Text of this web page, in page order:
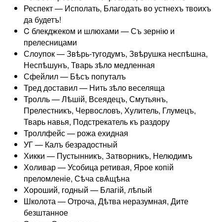
Респект — Исполать, Благодать во устнехъ твоихъ
да будетъ!
C блекджеком и шлюхами — Съ зернію и
прелесницами
Слоупок — Звѣрь-тугодумъ, Звѣрушка неспѣшна,
Неспѣшунъ, Тварь зѣло медленная
Сфейлил — Бѣсъ попуталъ
Тред доставил — Нить зѣло веселяща
Тролль — Лѣшій, Всеядецъ, Смутьянъ,
Прелестникъ, Червословъ, Хулитель, Глумецъ,
Тварь навья, Подстрекатель къ раздору
Троллфейс — рожа ехидная
УГ — Калъ безрадостный
Хикки — Пустынникъ, Затворникъ, Нелюдимъ
Холивар — Усобица ретивая, Ярое копій
преломленіе, Сѣча свѦщѣна
Хороший, годный — Благій, лѣпый
Школота — Отроча, Дѣтва неразумная, Дите
безштанное